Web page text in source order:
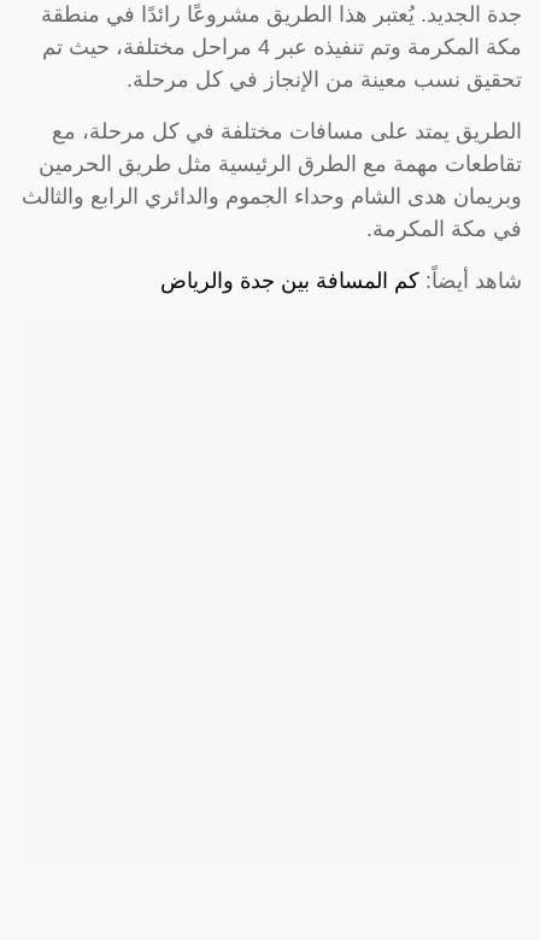
جدة الجديد. يُعتبر هذا الطريق مشروعًا رائدًا في منطقة
مكة المكرمة وتم تنفيذه عبر 4 مراحل مختلفة، حيث تم
تحقيق نسب معينة من الإنجاز في كل مرحلة.
الطريق يمتد على مسافات مختلفة في كل مرحلة، مع
تقاطعات مهمة مع الطرق الرئيسية مثل طريق الحرمين
وبريمان هدى الشام وحداء الجموم والدائري الرابع والثالث
في مكة المكرمة.
شاهد أيضاً: كم المسافة بين جدة والرياض